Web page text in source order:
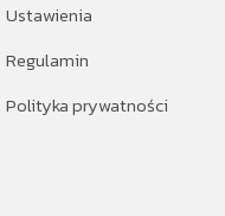
Ustawienia
Regulamin
Polityka prywatności